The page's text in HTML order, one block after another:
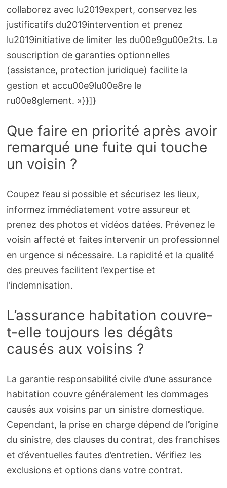
collaborez avec lu2019expert, conservez les
justificatifs du2019intervention et prenez
lu2019initiative de limiter les du00e9gu00e2ts. La
souscription de garanties optionnelles
(assistance, protection juridique) facilite la
gestion et accu00e9lu00e8re le
ru00e8glement. »}}]}
Que faire en priorité après avoir
remarqué une fuite qui touche
un voisin ?
Coupez l’eau si possible et sécurisez les lieux,
informez immédiatement votre assureur et
prenez des photos et vidéos datées. Prévenez le
voisin affecté et faites intervenir un professionnel
en urgence si nécessaire. La rapidité et la qualité
des preuves facilitent l’expertise et
l’indemnisation.
L’assurance habitation couvre-
t-elle toujours les dégâts
causés aux voisins ?
La garantie responsabilité civile d’une assurance
habitation couvre généralement les dommages
causés aux voisins par un sinistre domestique.
Cependant, la prise en charge dépend de l’origine
du sinistre, des clauses du contrat, des franchises
et d’éventuelles fautes d’entretien. Vérifiez les
exclusions et options dans votre contrat.